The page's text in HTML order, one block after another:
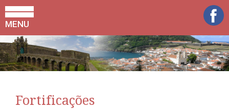
MENU
Fortificações